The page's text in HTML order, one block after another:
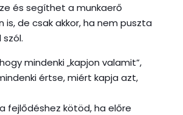
és segíthet a munkaerő
de csak akkor, ha nem puszta
mindenki „kapjon valamit”,
értse, miért kapja azt,
fejlődéshez kötöd, ha előre